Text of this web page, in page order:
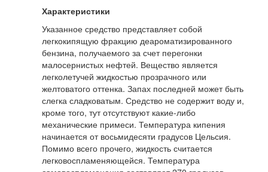
Характеристики
Указанное средство представляет собой
легкокипящую фракцию деароматизированного
бензина, получаемого за счет перегонки
малосернистых нефтей. Вещество является
легколетучей жидкостью прозрачного или
желтоватого оттенка. Запах последней может быть
слегка сладковатым. Средство не содержит воду и,
кроме того, тут отсутствуют какие-либо
механические примеси. Температура кипения
начинается от восьмидесяти градусов Цельсия.
Помимо всего прочего, жидкость считается
легковоспламеняющейся. Температура